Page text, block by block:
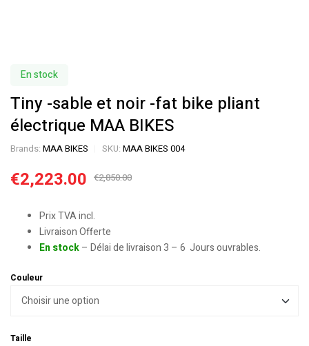
En stock
Tiny -sable et noir -fat bike pliant
électrique MAA BIKES
Brands: MAA BIKES SKU: MAA BIKES 004
€2,850.00
€2,223.00
Prix TVA incl.
Livraison Offerte
En stock– Délai de livraison 3 – 6 Jours ouvrables.
Couleur
Taille